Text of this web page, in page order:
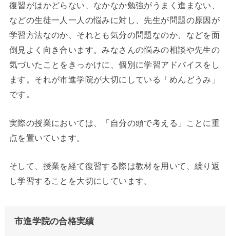
復習がはかどらない、なかなか勉強がうまく進まない、
などの生徒一人一人の悩みに対し、先生が問題の原因が
学習方法なのか、それとも気分の問題なのか、などを面
倒見よく向き合います。みなさんの悩みの相談や先生の
気づいたことをきっかけに、個別に学習アドバイスをし
ます。それが市進学院が大切にしている「めんどうみ」
です。
実際の授業においては、「自分の頭で考える」ことに重
点を置いています。
そして、授業を経て復習する際は教材を用いて、繰り返
し学習することを大切にしています。
市進学院の合格実績